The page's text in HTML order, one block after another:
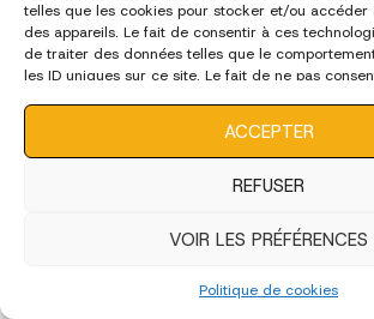
telles que les cookies pour stocker et/ou accéder
des appareils. Le fait de consentir à ces
de traiter des données telles que le
les ID uniques sur ce site. Le fait de ne pas
ACCEPTER
REFUSER
VOIR LES PRÉFÉRENCES
Politique de cookies